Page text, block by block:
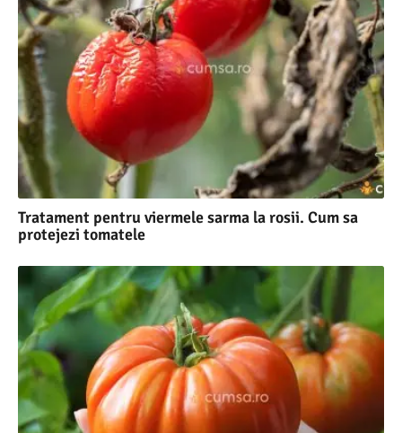
Tratament pentru viermele sarma la rosii. Cum sa
protejezi tomatele